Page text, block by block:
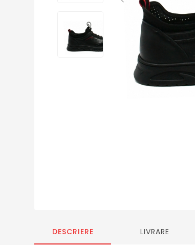
DESCRIERE LIVRARE